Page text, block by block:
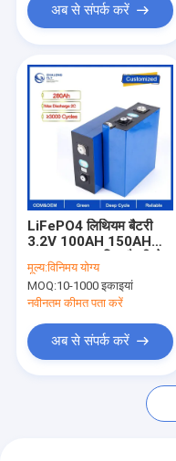
उत्पादों
हमारे बारे में
कारखाना भ्रमण
संपर्क करें
एक उद्धरण की विनती करे
ऊर्जा भंडारण लिथियम बैटरी
अब से संपर्क करें
LiFePO4 लिथियम बैटरी
3.2V 100AH 150AH
280AH अनुकूलित बैटरी सेल
320AH डीप साइकल
लिथियम-आयन बैटरी पैक
मूल्य:विनिमय योग्य
MOQ:10-1000 इकाइयां
नवीनतम कीमत पता करें
अब से संपर्क करें